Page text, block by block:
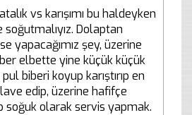
vs karışımı bu haldeyken
Dolaptan
yapacağımız şey, üzerine
elbette yine küçük küçük
pul biberi koyup karıştırıp en
edip, üzerine hafifçe
soğuk olarak servis yapmak.